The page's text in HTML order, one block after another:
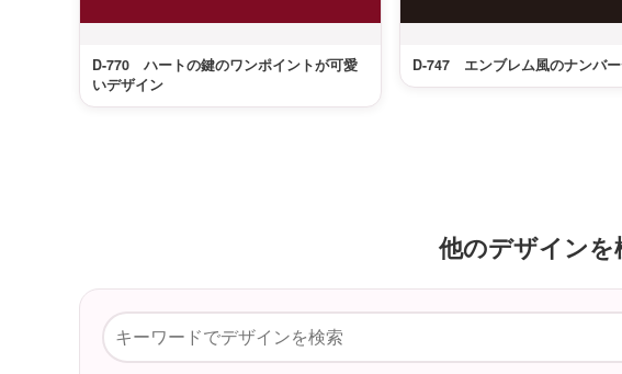
D-770 ハートの鍵のワンポイントが可愛
いデザイン
D-747 エンブレム風のナンバ
他のデザインを